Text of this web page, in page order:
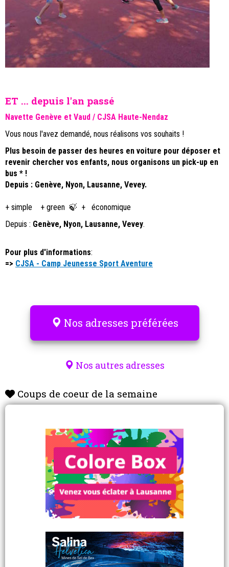
ET ... depuis l'an passé
Navette Genève et Vaud / CJSA Haute-Nendaz
Vous nous l'avez demandé, nous réalisons vos souhaits !
Plus besoin de passer des heures en voiture pour déposer et
revenir chercher vos enfants, nous organisons un pick-up en
bus * !
Depuis : Genève, Nyon, Lausanne, Vevey.
+ simple + green 🍃 + économique
Depuis : Genève, Nyon, Lausanne, Vevey.
Pour plus d'informations:
=> CJSA - Camp Jeunesse Sport Aventure
Nos adresses préférées
Nos autres adresses
Coups de coeur de la semaine